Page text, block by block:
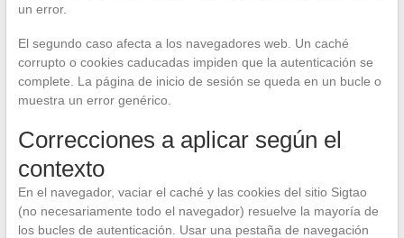
un error.
El segundo caso afecta a los navegadores web. Un caché
corrupto o cookies caducadas impiden que la autenticación se
complete. La página de inicio de sesión se queda en un bucle o
muestra un error genérico.
Correcciones a aplicar según el
contexto
En el navegador, vaciar el caché y las cookies del sitio Sigtao
(no necesariamente todo el navegador) resuelve la mayoría de
los bucles de autenticación. Usar una pestaña de navegación